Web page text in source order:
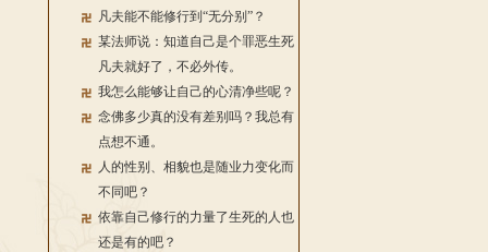
凡夫能不能修行到“无分别”？
某法师说：知道自己是个罪恶生死
凡夫就好了，不必外传。
我怎么能够让自己的心清净些呢？
念佛多少真的没有差别吗？我总有
点想不通。
人的性别、相貌也是随业力变化而
不同吧？
依靠自己修行的力量了生死的人也
还是有的吧？